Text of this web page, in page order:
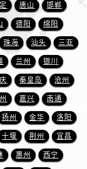
江苏省连云港市海州区通灌北路萧邦售后服务中心（需提前预约）
江苏省南京市秦淮区中山南路1号南京中心22层22-C1-C3室萧邦售后服务中心（需提前预约）
江苏省宿迁市宿城区西湖路萧邦售后服务中心（需提前预约）
江苏省泰州市海陵区永定东路399号置地商务中心东塔（华润万象城）17层1706室萧邦售后服务中心（需提前预约）
江苏省徐州市鼓楼区淮海东路29号苏宁广场IFC国际金融中心35层3508室萧邦售后服务中心（需提前预约）
江苏省盐城市盐都区世纪大道5号盐城金融城写字楼1号楼16层1604室萧邦售后服务中心（需提前预约）
江苏省扬州市邗江区国展路29号星耀天地写字楼1号楼18层1803室萧邦售后服务中心（需提前预约）
江苏省镇江市京口区中山东路萧邦售后服务中心（需提前预约）
江西省抚州市临川区赣东大道萧邦售后服务中心（需提前预约）
江西省赣州市章贡区文清路萧邦售后服务中心（需提前预约）
唐山 邯郸
德阳 绵阳
珠海 汕头 三亚
兰州 银川
秦皇岛 沧州
嘉兴 南通
扬州 金华 洛阳
十堰 荆州 宜昌
惠州 西宁